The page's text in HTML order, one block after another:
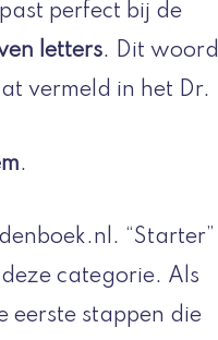
perfect bij de
letters. Dit woord
vermeld in het Dr.
.
“Starter”
categorie. Als
eerste stappen die